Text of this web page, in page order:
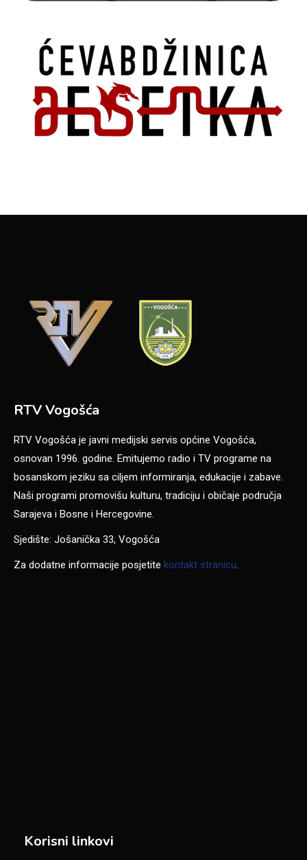
RTV Vogošća
RTV Vogošća je javni medijski servis općine Vogošća,
osnovan 1996. godine. Emitujemo radio i TV programe na
bosanskom jeziku sa ciljem informiranja, edukacije i zabave.
Naši programi promovišu kulturu, tradiciju i običaje područja
Sarajeva i Bosne i Hercegovine.
Sjedište: Jošanička 33, Vogošća
Za dodatne informacije posjetite kontakt stranicu.
Korisni linkovi